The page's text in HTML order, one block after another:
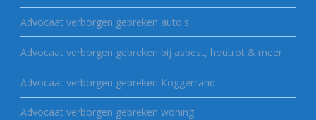
Advocaat verborgen gebreken auto's
Advocaat verborgen gebreken bij asbest, houtrot & meer
Advocaat verborgen gebreken Koggenland
Advocaat verborgen gebreken woning